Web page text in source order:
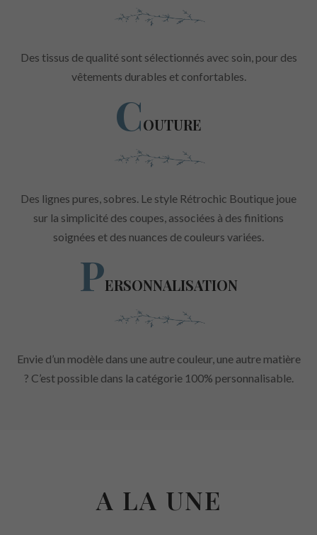
Des tissus de qualité sont sélectionnés avec soin, pour des
vêtements durables et confortables.
COUTURE
Des lignes pures, sobres. Le style Rétrochic Boutique joue
sur la simplicité des coupes, associées à des finitions
soignées et des nuances de couleurs variées.
PERSONNALISATION
Envie d’un modèle dans une autre couleur, une autre matière
? C’est possible dans la catégorie 100% personnalisable.
A LA UNE